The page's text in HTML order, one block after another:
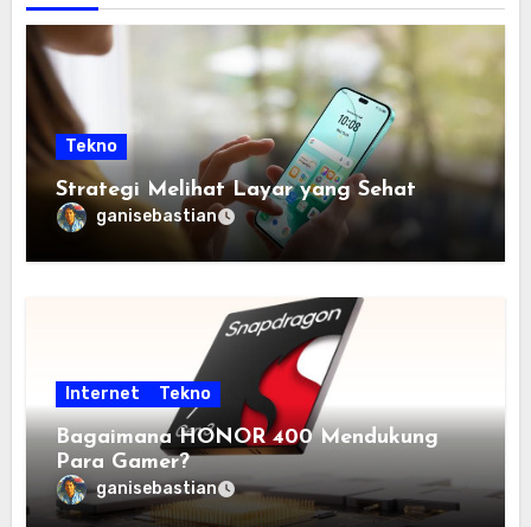
Tekno
Strategi Melihat Layar yang Sehat
ganisebastian
Internet Tekno
Bagaimana HONOR 400 Mendukung
Para Gamer?
ganisebastian